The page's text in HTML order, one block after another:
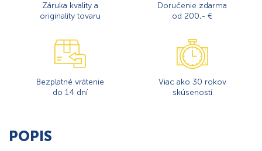
Záruka kvality a
originality tovaru
Doručenie zdarma
od 200,- €
Bezplatné vrátenie
do 14 dní
Viac ako 30 rokov
skúseností
POPIS